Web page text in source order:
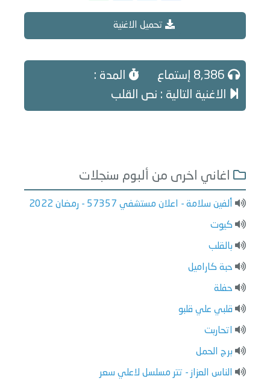
تحميل الاغنية
المدة :
الاغنية التالية : نص القلب
اغاني اخرى من ألبوم سنجلات
ألفين سلامة - اعلان مستشفي 57357 - رمضان 2022
كيوت
بالقلب
حبة كاراميل
حفلة
قلبي علي قلبو
اتحاربت
برج الحمل
الناس العزاز - تتر مسلسل لاعلي سعر